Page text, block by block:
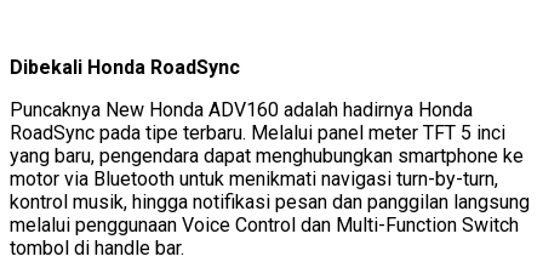
Dibekali Honda RoadSync
Puncaknya New Honda ADV160 adalah hadirnya Honda
RoadSync pada tipe terbaru. Melalui panel meter TFT 5 inci
yang baru, pengendara dapat menghubungkan smartphone ke
motor via Bluetooth untuk menikmati navigasi turn-by-turn,
kontrol musik, hingga notifikasi pesan dan panggilan langsung
melalui penggunaan Voice Control dan Multi-Function Switch
tombol di handle bar.